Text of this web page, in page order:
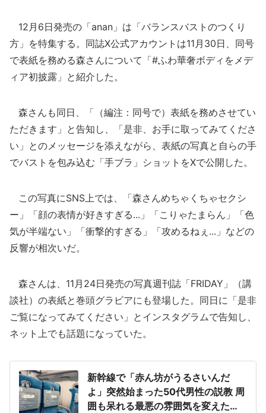
12月6日発売の「anan」は「バランスバストのつくり
方」を特集する。同誌X公式アカウントは11月30日、同号
で表紙を務める森さんについて「#ふわ華奢ボディをメデ
ィア初披露」と紹介した。
森さんも同日、「（編注：同号で）表紙を務めさせてい
ただきます」と告知し、「是非、お手に取ってみてくださ
い」とのメッセージを添えながら、表紙の写真と自らの手
でバストを包み込む「手ブラ」ショットをXで公開した。
この写真にSNS上では、「森さんめちゃくちゃセクシ
ー」「顔の表情が好きすぎる...」「こりゃたまらん」「色
気が半端ない」「衝撃的すぎる」「攻めるねぇ...」などの
反響が相次いだ。
森さんは、11月24日発売の写真週刊誌「FRIDAY」（講
談社）の表紙と巻頭グラビアにも登場した。同日に「是非
ご覧になってみてください」とインスタグラムで告知し、
ネット上でも話題になっていた。
新幹線で「赤ん坊がうるさいんだ
よ」突然始まった50代男性の説教 周
囲も呆れる最悪の雰囲気を変えた